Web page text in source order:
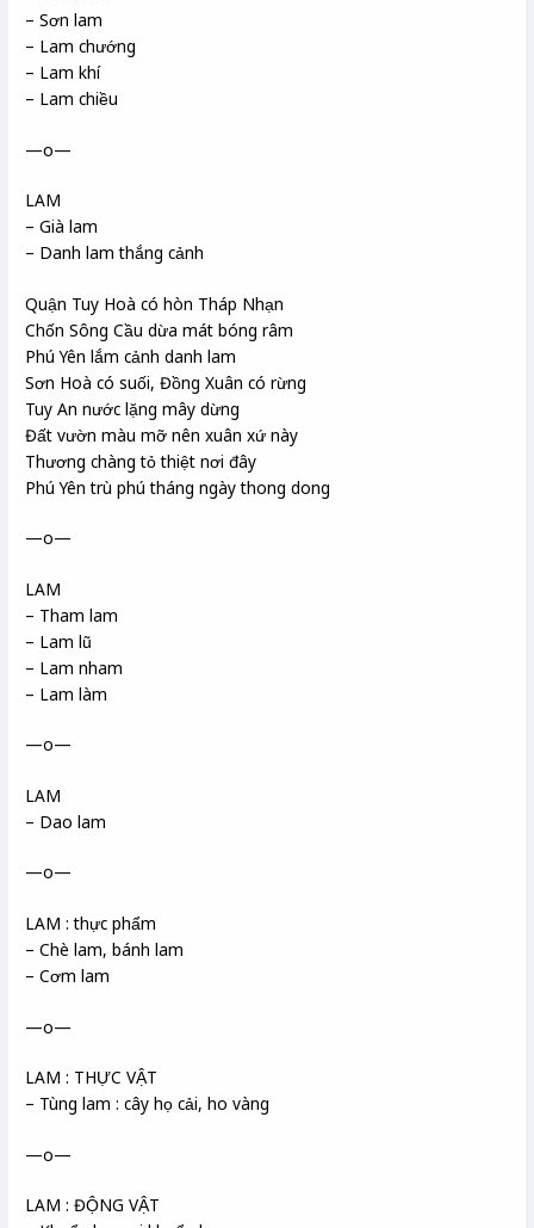
– Sơn lam
– Lam chướng
– Lam khí
– Lam chiều
—o—
LAM
– Già lam
– Danh lam thắng cảnh
Quận Tuy Hoà có hòn Tháp Nhạn
Chốn Sông Cầu dừa mát bóng râm
Phú Yên lắm cảnh danh lam
Sơn Hoà có suối, Đồng Xuân có rừng
Tuy An nước lặng mây dừng
Đất vườn màu mỡ nên xuân xứ này
Thương chàng tỏ thiệt nơi đây
Phú Yên trù phú tháng ngày thong dong
—o—
LAM
– Tham lam
– Lam lũ
– Lam nham
– Lam làm
—o—
LAM
– Dao lam
—o—
LAM : thực phẩm
– Chè lam, bánh lam
– Cơm lam
—o—
LAM : THỰC VẬT
– Tùng lam : cây họ cải, ho vàng
—o—
LAM : ĐỘNG VẬT